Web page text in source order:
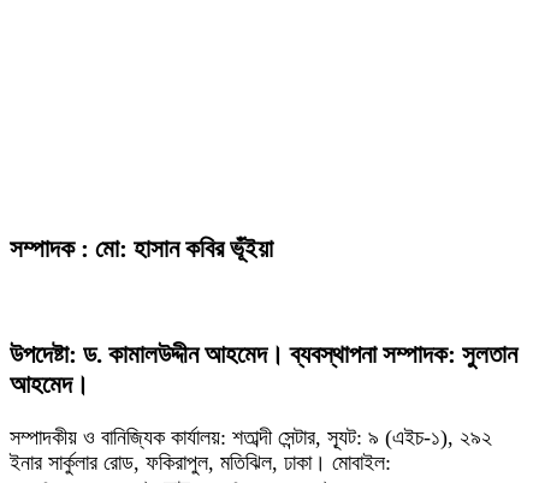
সম্পাদক : মো: হাসান কবির ভূঁইয়া
উপদেষ্টা: ড. কামালউদ্দীন আহমেদ। ব্যবস্থাপনা সম্পাদক: সুলতান
আহমেদ।
সম্পাদকীয় ও বানিজ্যিক কার্যালয়: শতাব্দী সেন্টার, স্যূট: ৯ (এইচ-১), ২৯২
ইনার সার্কুলার রোড, ফকিরাপুল, মতিঝিল, ঢাকা। মোবাইল: